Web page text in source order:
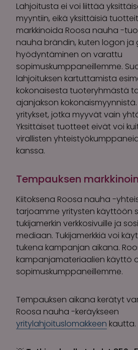
Lahjoitusta ei voi liittää
myyntiin, eikä yksittäisiä
markkinoida Roosa nauha -
nauha brändin, kuten logon ja
hyödyntäminen on varattu
sopimuskumppaneillemme.
lahjoituksen kartuttamista
kokonaisesta tuoteryhmästä
ajanjakson kokonaismyynnistä.
yritykset, jotka myyvät vain
Yksittäiset tuotteet eivät voi
virallisten
kanssa.
Tempauksen
Kiitoksena Roosa nauha -
tarjoamme yritysten käyttöön
tukijamerkin verkkosivuille ja
mediaan. Tukijamerkkiä voi
tukena kampanjan aikana.
kampanjamateriaalien käyttö
sopimuskumppaneillemme.
Tempauksen aikana kerätyt
Roosa nauha -keräykseen
yritylahjoituslomakkeen kautta.